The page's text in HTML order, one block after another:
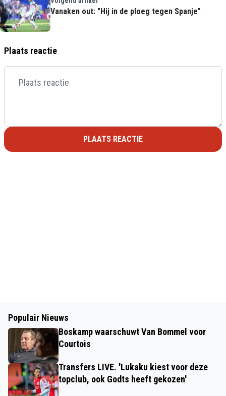
Vanaken out: "Hij in de ploeg tegen Spanje"
Plaats reactie
PLAATS REACTIE
Populair Nieuws
Boskamp waarschuwt Van Bommel voor
Courtois
Transfers LIVE. 'Lukaku kiest voor deze
topclub, ook Godts heeft gekozen'